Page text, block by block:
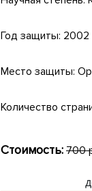
Год защиты: 2002
Место защиты:
Количество
Стоимость: 700